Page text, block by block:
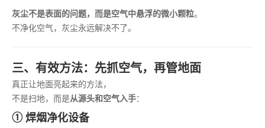
灰尘不是表面的问题，而是空气中悬浮的微小颗粒。
不净化空气，灰尘永远解决不了。
三、有效方法：先抓空气，再管地面
真正让地面亮起来的方法，
不是扫地，而是从源头和空气入手：
① 焊烟净化设备